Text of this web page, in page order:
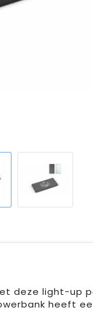
deze light-up
heeft